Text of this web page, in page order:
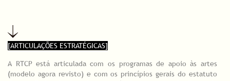
[ARTICULAÇÕES ESTRATÉGICAS]
A RTCP está articulada com os programas de apoio às artes
(modelo agora revisto) e com os princípios gerais do estatuto